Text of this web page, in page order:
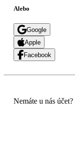
Alebo
Google
Apple
Facebook
Nemáte u nás účet?